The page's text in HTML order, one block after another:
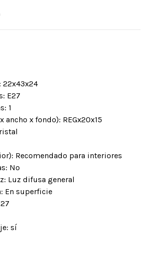
22x43x24
E27
1
ancho x fondo): REGx20x15
Recomendado para interiores
No
Luz difusa general
En superficie
sí